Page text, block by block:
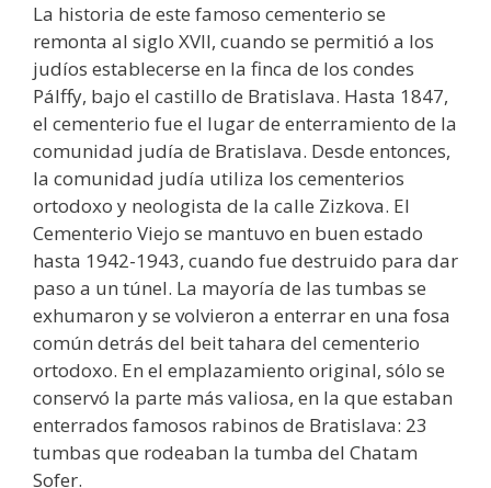
La historia de este famoso cementerio se
remonta al siglo XVII, cuando se permitió a los
judíos establecerse en la finca de los condes
Pálffy, bajo el castillo de Bratislava. Hasta 1847,
el cementerio fue el lugar de enterramiento de la
comunidad judía de Bratislava. Desde entonces,
la comunidad judía utiliza los cementerios
ortodoxo y neologista de la calle Zizkova. El
Cementerio Viejo se mantuvo en buen estado
hasta 1942-1943, cuando fue destruido para dar
paso a un túnel. La mayoría de las tumbas se
exhumaron y se volvieron a enterrar en una fosa
común detrás del beit tahara del cementerio
ortodoxo. En el emplazamiento original, sólo se
conservó la parte más valiosa, en la que estaban
enterrados famosos rabinos de Bratislava: 23
tumbas que rodeaban la tumba del Chatam
Sofer.